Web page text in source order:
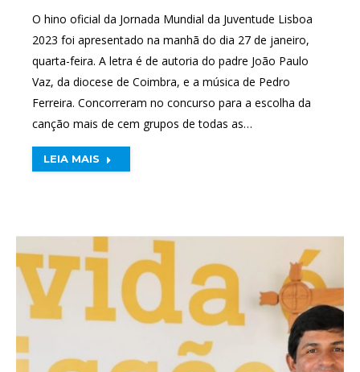
O hino oficial da Jornada Mundial da Juventude Lisboa
2023 foi apresentado na manhã do dia 27 de janeiro,
quarta-feira. A letra é de autoria do padre João Paulo
Vaz, da diocese de Coimbra, e a música de Pedro
Ferreira. Concorreram no concurso para a escolha da
canção mais de cem grupos de todas as…
LEIA MAIS